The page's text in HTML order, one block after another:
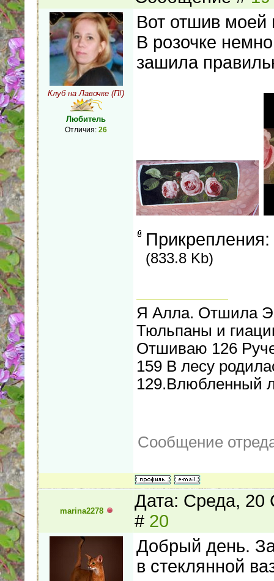
Клуб на Лавочке (П!)
Любитель
Отличия: 26
Вот отшив
В розочке
зашила
Прикрепления:
(833.8 Kb)
Я Алла. Отшила
Тюльпаны и
Отшиваю 126
159 В лесу
129.Влюбленный
Сообщение
marina2278
Дата: Среда, 20
# 20
Добрый день.
в стеклянной